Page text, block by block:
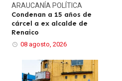
ARAUCANÍA POLÍTICA
Condenan a 15 años de
cárcel a ex alcalde de
Renaico
08 agosto, 2026